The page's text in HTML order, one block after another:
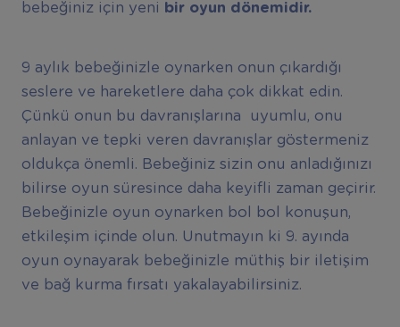
bebeğiniz için yeni bir oyun dönemidir.
9 aylık bebeğinizle oynarken onun çıkardığı
seslere ve hareketlere daha çok dikkat edin.
Çünkü onun bu davranışlarına uyumlu, onu
anlayan ve tepki veren davranışlar göstermeniz
oldukça önemli. Bebeğiniz sizin onu anladığınızı
bilirse oyun süresince daha keyifli zaman geçirir.
Bebeğinizle oyun oynarken bol bol konuşun,
etkileşim içinde olun. Unutmayın ki 9. ayında
oyun oynayarak bebeğinizle müthiş bir iletişim
ve bağ kurma fırsatı yakalayabilirsiniz.